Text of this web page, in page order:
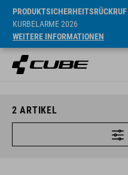
PRODUKTSICHERHEITSRÜCKRUF
KURBELARME 2026
WEITERE INFORMATIONEN
2 ARTIKEL